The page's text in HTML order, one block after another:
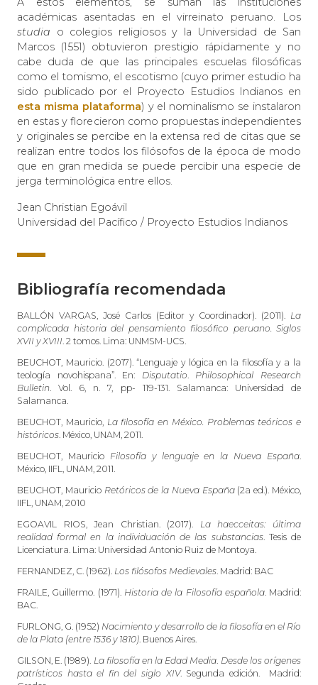
académicas asentadas en el virreinato peruano. Los
studia o colegios religiosos y la Universidad de San
Marcos (1551) obtuvieron prestigio rápidamente y no
cabe duda de que las principales escuelas filosóficas
como el tomismo, el escotismo (cuyo primer estudio ha
sido publicado por el Proyecto Estudios Indianos en
esta misma plataforma) y el nominalismo se instalaron
en estas y florecieron como propuestas independientes
y originales se percibe en la extensa red de citas que se
realizan entre todos los filósofos de la época de modo
que en gran medida se puede percibir una especie de
jerga terminológica entre ellos.
Jean Christian Egoávil
Universidad del Pacífico / Proyecto Estudios Indianos
Bibliografía recomendada
BALLÓN VARGAS, José Carlos (Editor y Coordinador). (2011). La
complicada historia del pensamiento filosófico peruano. Siglos
XVII y XVIII. 2 tomos. Lima: UNMSM-UCS.
BEUCHOT, Mauricio. (2017). “Lenguaje y lógica en la filosofía y a la
teología novohispana”. En: Disputatio. Philosophical Research
Bulletin. Vol. 6, n. 7, pp- 119-131. Salamanca: Universidad de
Salamanca.
BEUCHOT, Mauricio, La filosofía en México. Problemas teóricos e
históricos. México, UNAM, 2011.
BEUCHOT, MauricioFilosofía y lenguaje en la Nueva España.
México, IIFL, UNAM, 2011.
BEUCHOT, MauricioRetóricos de la Nueva España(2a ed.). México,
IIFL, UNAM, 2010
EGOAVIL RIOS, Jean Christian. (2017). La haecceitas: última
realidad formal en la individuación de las substancias. Tesis de
Licenciatura. Lima: Universidad Antonio Ruiz de Montoya.
FERNANDEZ, C. (1962). Los filósofos Medievales. Madrid: BAC
FRAILE, Guillermo. (1971). Historia de la Filosofía española. Madrid:
BAC.
FURLONG, G. (1952) Nacimiento y desarrollo de la filosofía en el Río
de la Plata (entre 1536 y 1810). Buenos Aires.
GILSON, E. (1989). La filosofía en la Edad Media. Desde los orígenes
patrísticos hasta el fin del siglo XIV. Segunda edición. Madrid: